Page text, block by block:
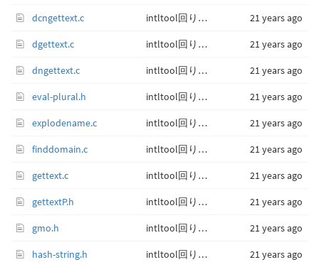
dcngettext.c intltool回りをアップデート。 21 years ago
dgettext.c intltool回りをアップデート。 21 years ago
dngettext.c intltool回りをアップデート。 21 years ago
eval-plural.h intltool回りをアップデート。 21 years ago
explodename.c intltool回りをアップデート。 21 years ago
finddomain.c intltool回りをアップデート。 21 years ago
gettext.c intltool回りをアップデート。 21 years ago
gettextP.h intltool回りをアップデート。 21 years ago
gmo.h intltool回りをアップデート。 21 years ago
hash-string.h intltool回りをアップデート。 21 years ago